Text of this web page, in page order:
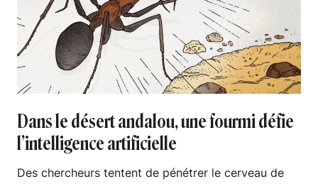
Dans le désert andalou, une fourmi défie
l’intelligence artificielle
Des chercheurs tentent de pénétrer le cerveau de